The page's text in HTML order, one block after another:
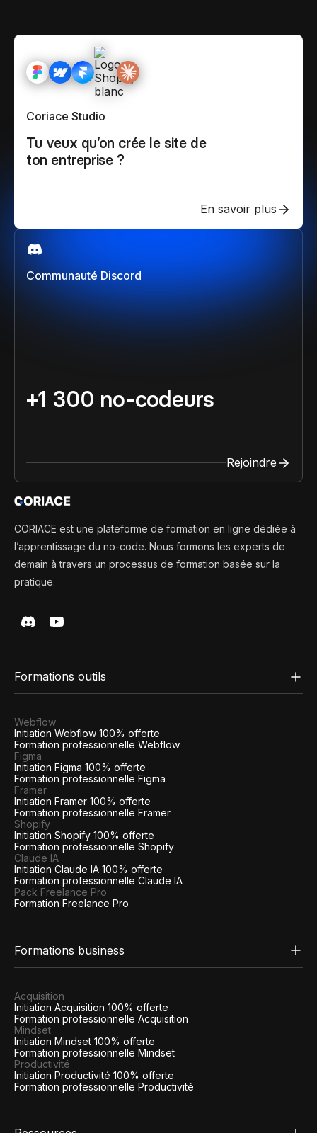
Communauté Discord
+1 300 no-codeurs
Rejoindre
Coriace Studio
Tu veux qu’on crée le site de
ton entreprise ?
En savoir plus
CORIACE est une plateforme de formation en ligne dédiée à
l’apprentissage du no-code. Nous formons les experts de
demain à travers un processus de formation basée sur la
pratique.
Formations outils
Webflow
Initiation Webflow 100% offerte
Formation professionnelle Webflow
Figma
Initiation Figma 100% offerte
Formation professionnelle Figma
Framer
Initiation Framer 100% offerte
Formation professionnelle Framer
Shopify
Initiation Shopify 100% offerte
Formation professionnelle Shopify
Claude IA
Initiation Claude IA 100% offerte
Formation professionnelle Claude IA
Pack Freelance Pro
Formation Freelance Pro
Formations business
Acquisition
Initiation Acquisition 100% offerte
Formation professionnelle Acquisition
Mindset
Initiation Mindset 100% offerte
Formation professionnelle Mindset
Productivité
Initiation Productivité 100% offerte
Formation professionnelle Productivité